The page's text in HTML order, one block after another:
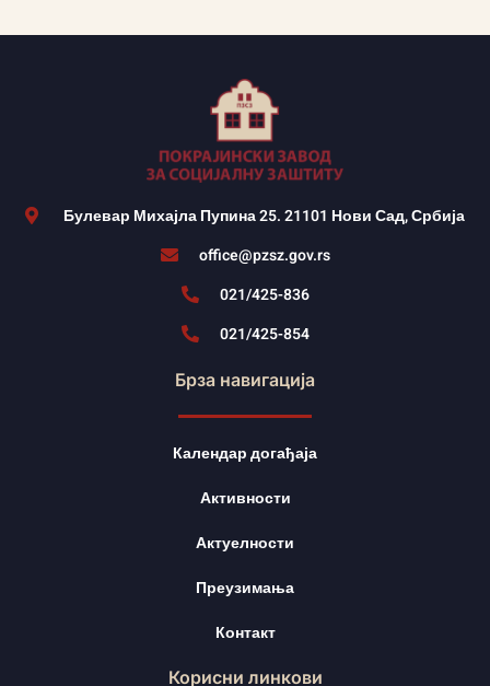
Булевар Михајла Пупина 25. 21101 Нови Сад, Србија
office@pzsz.gov.rs
021/425-836
021/425-854
Брза навигација
Календар догађаја
Активности
Актуелности
Преузимања
Контакт
Корисни линкови